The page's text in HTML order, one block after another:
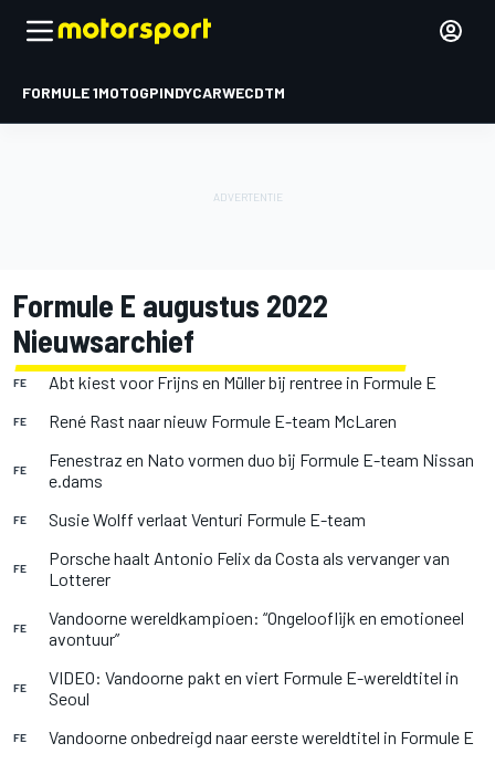
FORMULE 1MOTOGPINDYCARWECDTM
Formule E augustus 2022
Nieuwsarchief
FE Abt kiest voor Frijns en Müller bij rentree in Formule E
FE René Rast naar nieuw Formule E-team McLaren
FE
Fenestraz en Nato vormen duo bij Formule E-team Nissan
e.dams
FE Susie Wolff verlaat Venturi Formule E-team
FE
Porsche haalt Antonio Felix da Costa als vervanger van
Lotterer
FE
Vandoorne wereldkampioen: “Ongelooflijk en emotioneel
avontuur”
FE
VIDEO: Vandoorne pakt en viert Formule E-wereldtitel in
Seoul
FE Vandoorne onbedreigd naar eerste wereldtitel in Formule E